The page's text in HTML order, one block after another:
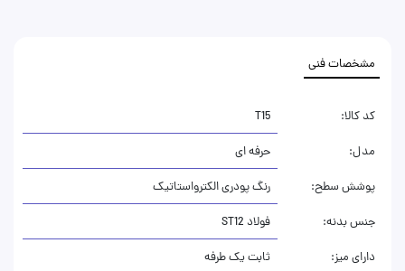
مشخصات فنی
کد کالا: T15
مدل: حرفه ای
پوشش سطح: رنگ پودری الکترواستاتیک
جنس بدنه: فولاد ST12
دارای میز: ثابت یک طرفه